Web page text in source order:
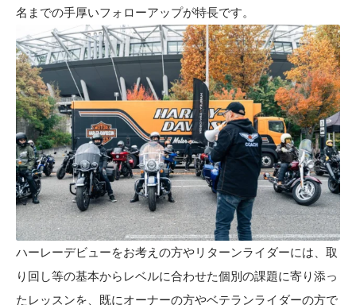
名までの手厚いフォローアップが特長です。
ハーレーデビューをお考えの方やリターンライダーには、取
り回し等の基本からレベルに合わせた個別の課題に寄り添っ
たレッスンを、既にオーナーの方やベテランライダーの方で